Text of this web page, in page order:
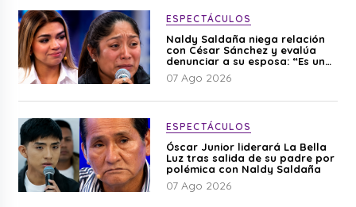
ESPECTÁCULOS
Naldy Saldaña niega relación
con César Sánchez y evalúa
denunciar a su esposa: “Es una
difamación”
07 Ago 2026
ESPECTÁCULOS
Óscar Junior liderará La Bella
Luz tras salida de su padre por
polémica con Naldy Saldaña
07 Ago 2026